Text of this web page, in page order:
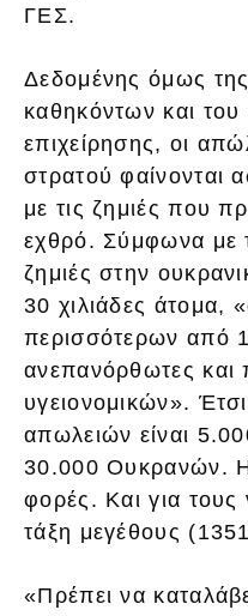
ΓΕΣ.
Δεδομένης όμως
καθηκόντων και του
επιχείρησης, οι
στρατού φαίνονται
με τις ζημιές που
εχθρό. Σύμφωνα με
ζημιές στην
30 χιλιάδες άτομα,
περισσότερων από
ανεπανόρθωτες και
υγειονομικών».
απωλειών είναι
30.000 Ουκρανών. Η
φορές. Και για τους
τάξη μεγέθους
«Πρέπει να